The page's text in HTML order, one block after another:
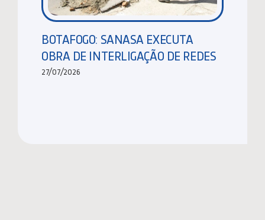
BOTAFOGO: SANASA EXECUTA
OBRA DE INTERLIGAÇÃO DE REDES
27/07/2026